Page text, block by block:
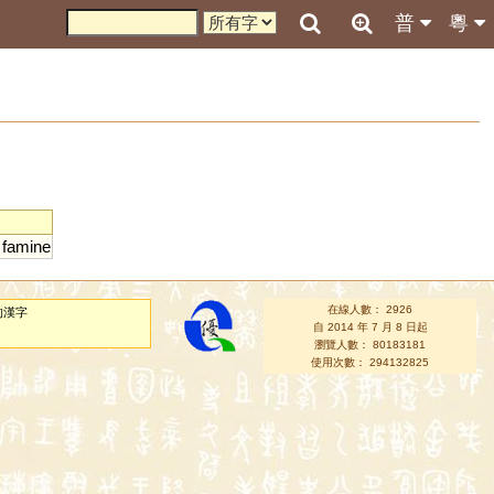
粵
普
famine
漢字
在線人數： 2926
自 2014 年 7 月 8 日起
瀏覽人數： 80183181
使用次數： 294132825